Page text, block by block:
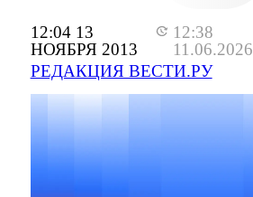
12:04 13
НОЯБРЯ 2013
12:38
11.06.2026
РЕДАКЦИЯ ВЕСТИ.РУ